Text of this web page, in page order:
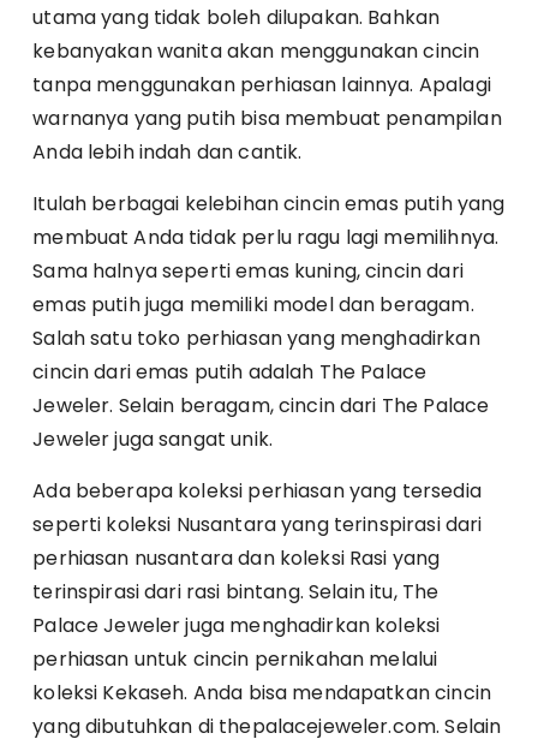
utama yang tidak boleh dilupakan. Bahkan
kebanyakan wanita akan menggunakan cincin
tanpa menggunakan perhiasan lainnya. Apalagi
warnanya yang putih bisa membuat penampilan
Anda lebih indah dan cantik.
Itulah berbagai kelebihan cincin emas putih yang
membuat Anda tidak perlu ragu lagi memilihnya.
Sama halnya seperti emas kuning, cincin dari
emas putih juga memiliki model dan beragam.
Salah satu toko perhiasan yang menghadirkan
cincin dari emas putih adalah The Palace
Jeweler. Selain beragam, cincin dari The Palace
Jeweler juga sangat unik.
Ada beberapa koleksi perhiasan yang tersedia
seperti koleksi Nusantara yang terinspirasi dari
perhiasan nusantara dan koleksi Rasi yang
terinspirasi dari rasi bintang. Selain itu, The
Palace Jeweler juga menghadirkan koleksi
perhiasan untuk cincin pernikahan melalui
koleksi Kekaseh. Anda bisa mendapatkan cincin
yang dibutuhkan di thepalacejeweler.com. Selain